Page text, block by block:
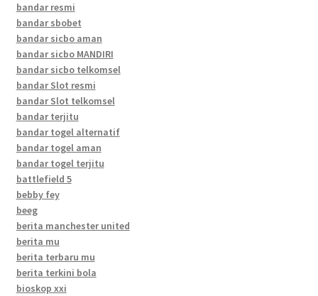
bandar resmi
bandar sbobet
bandar sicbo aman
bandar sicbo MANDIRI
bandar sicbo telkomsel
bandar Slot resmi
bandar Slot telkomsel
bandar terjitu
bandar togel alternatif
bandar togel aman
bandar togel terjitu
battlefield 5
bebby fey
beeg
berita manchester united
berita mu
berita terbaru mu
berita terkini bola
bioskop xxi